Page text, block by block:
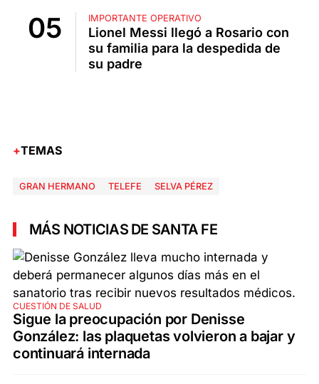
IMPORTANTE OPERATIVO
Lionel Messi llegó a Rosario con
su familia para la despedida de
su padre
TEMAS
GRAN HERMANO TELEFE SELVA PÉREZ
MÁS NOTICIAS DE SANTA FE
CUESTIÓN DE SALUD
Sigue la preocupación por Denisse
González: las plaquetas volvieron a bajar y
continuará internada